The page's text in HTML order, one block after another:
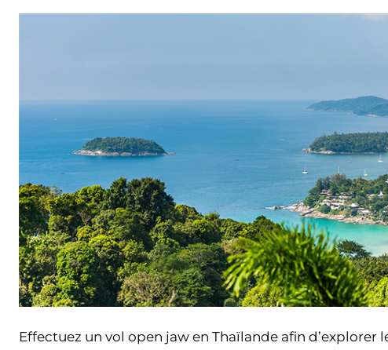
Effectuez un vol open jaw en Thaïlande afin d’explorer